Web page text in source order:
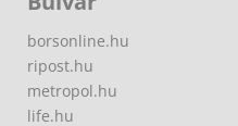
borsonline.hu
ripost.hu
metropol.hu
life.hu